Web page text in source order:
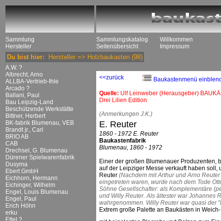
Sammlung
Hersteller
Sammlungskatalog
Seitenübersicht
Willkommen
Impressum
Du bist hier: Hersteller => Holzbaukasten (98)
A.W. ?
Albrecht, Arno
ALLBA-Vertrieb-Ihle
Arcado ?
Ballani, Paul
Bau Leipzig-Land
Beschützende Werkstätte
Bittner, Herbert
BK-fabrik Blumenau, VEB
Brandt jr., Carl
BRIO AB
CAB
Drechsel, G. Blumenau
Dürener Spielwarenfabrik
Dusyma
Ebert GmbH
Eichhorn, Hermann
Eichinger, Wilhelm
Engel, Louis Blumenau
Engel, Paul
Erich Höhn
erku
Ettel ?
<<zurück
Baukastenmenü
Quelle: Ulf Leinweber (Herausgeber)
Drei Lilien Edition
(Anmerkungen J.K.)
E. Reuter
1860 - 1972 E. Reuter
Baukastenfabrik
Blumenau, 1860 - 1972
Einer der großen Blumenauer Produzenten,
auf der Leipziger Messe verkauft haben
Reuter (Nachdem mit Arthur und Arno
eingetreten waren, wurde nach dem Tode
Söhne Gesellschafter: als Komplementäre
und Willy Reuter. Als ältester war Johannes
wahrgenommen. Willy Reuter war quasi der
Extrem große Palette an Baukästen in